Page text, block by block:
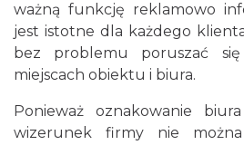
ważną funkcję reklamowo
jest istotne dla każdego
bez problemu poruszać
miejscach obiektu i biura.
Ponieważ oznakowanie
wizerunek firmy nie